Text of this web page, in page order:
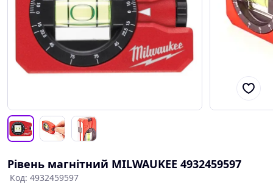
Рівень магнітний MILWAUKEE 4932459597
Код: 4932459597